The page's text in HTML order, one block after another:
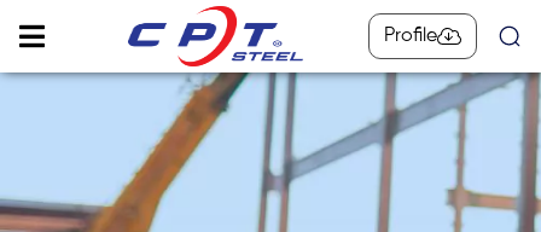
Profile